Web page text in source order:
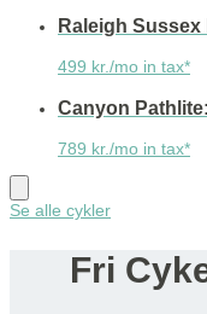
Raleigh Sussex
499 kr./mo in tax*
Canyon
789 kr./mo in tax*
Se alle cykler
Fri